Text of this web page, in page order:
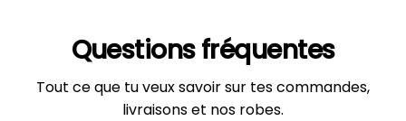
Questions fréquentes
Tout ce que tu veux savoir sur tes commandes,
livraisons et nos robes.